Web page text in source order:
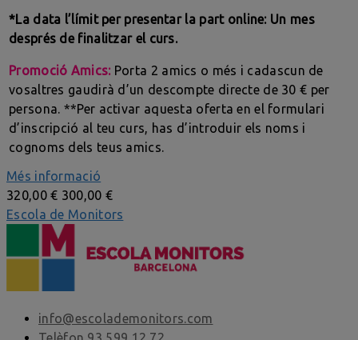
*La data l’límit per presentar la part online: Un mes
després de finalitzar el curs.
Promoció Amics: Porta 2 amics o més i cadascun de
vosaltres gaudirà d’un descompte directe de 30 € per
persona. **Per activar aquesta oferta en el formulari
d’inscripció al teu curs, has d’introduir els noms i
cognoms dels teus amics.
Més informació
320,00 € 300,00 €
Escola de Monitors
info@escolademonitors.com